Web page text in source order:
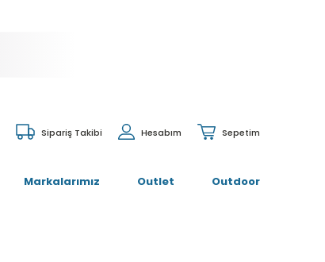
Sepetim
Hesabım
Sipariş Takibi
Markalarımız Outlet Outdoor